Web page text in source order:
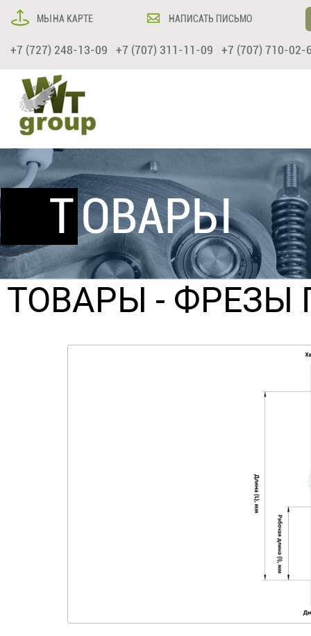
МЫ НА КАРТЕ НАПИСАТЬ ПИСЬМО
+7 (727) 248-13-09 +7 (707) 311-11-09 +7 (707) 710-02-
ТОВАРЫ
ТОВАРЫ - ФРЕЗЫ